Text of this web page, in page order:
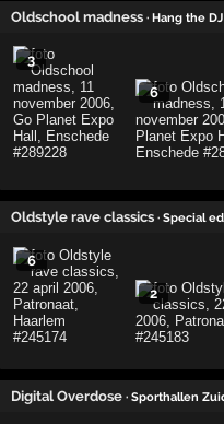
Oldschool madness · Hang the
3
6
Oldstyle rave classics · Special
6
2
Digital Overdose · Sporthallen